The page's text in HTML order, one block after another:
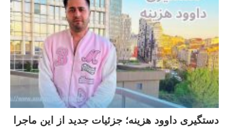
دستگیری داوود هزینه؛ جزئیات جدید از این ماجرا